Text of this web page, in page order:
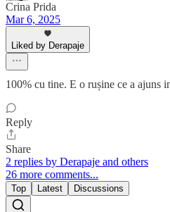
Crina Prida
Mar 6, 2025
Liked by Derapaje
100% cu tine. E o rușine ce a ajuns
Reply
Share
2 replies by Derapaje and others
26 more comments...
Top Latest Discussions